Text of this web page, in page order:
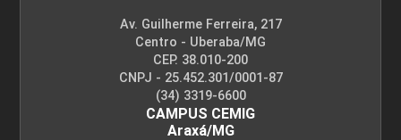
Av. Guilherme Ferreira, 217
Centro - Uberaba/MG
CEP. 38.010-200
CNPJ - 25.452.301/0001-87
(34) 3319-6600
CAMPUS CEMIG
Araxá/MG